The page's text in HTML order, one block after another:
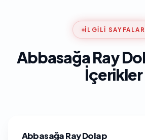
İLGILI SAYFALAR
Abbasağa Ray
İçerikler
Abbasağa Ray Dolap